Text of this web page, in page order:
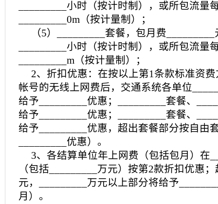
_________小时（按计时制），或所包流量
_________0m（按计量制）；
（5）_________套餐，包月费
_________小时（按计时制），或所包流量
_________m（按计量制）；
2、折扣优惠：在按以上第1条款标准资
帐号的无线上网费后，交通系统各单位
给予_________优惠；_________套餐、
给予_________优惠；_________套餐、
给予_________优惠，超出套餐部分按自由
_________优惠）。
3、各结算单位年上网费（包括包月）在
（包括_________万元）按第2款折扣优惠
元，_________万元以上部分将给予
月）。